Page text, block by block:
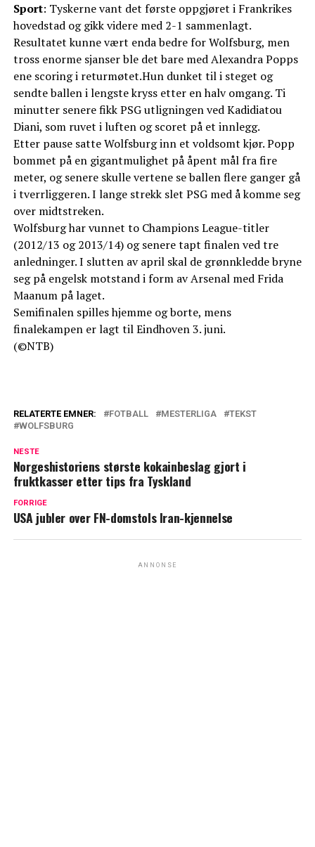
Sport: Tyskerne vant det første oppgjøret i Frankrikes
hovedstad og gikk videre med 2-1 sammenlagt.
Resultatet kunne vært enda bedre for Wolfsburg, men
tross enorme sjanser ble det bare med Alexandra Popps
ene scoring i returmøtet.Hun dunket til i steget og
sendte ballen i lengste kryss etter en halv omgang. Ti
minutter senere fikk PSG utligningen ved Kadidiatou
Diani, som ruvet i luften og scoret på et innlegg.
Etter pause satte Wolfsburg inn et voldsomt kjør. Popp
bommet på en gigantmulighet på åpent mål fra fire
meter, og senere skulle vertene se ballen flere ganger gå
i tverrliggeren. I lange strekk slet PSG med å komme seg
over midtstreken.
Wolfsburg har vunnet to Champions League-titler
(2012/13 og 2013/14) og senere tapt finalen ved tre
anledninger. I slutten av april skal de grønnkledde bryne
seg på engelsk motstand i form av Arsenal med Frida
Maanum på laget.
Semifinalen spilles hjemme og borte, mens
finalekampen er lagt til Eindhoven 3. juni.
(©NTB)
RELATERTE EMNER: FOTBALL MESTERLIGA
TEKST
WOLFSBURG
NESTE
Norgeshistoriens største kokainbeslag gjort i
fruktkasser etter tips fra Tyskland
FORRIGE
USA jubler over FN-domstols Iran-kjennelse
ANNONSE